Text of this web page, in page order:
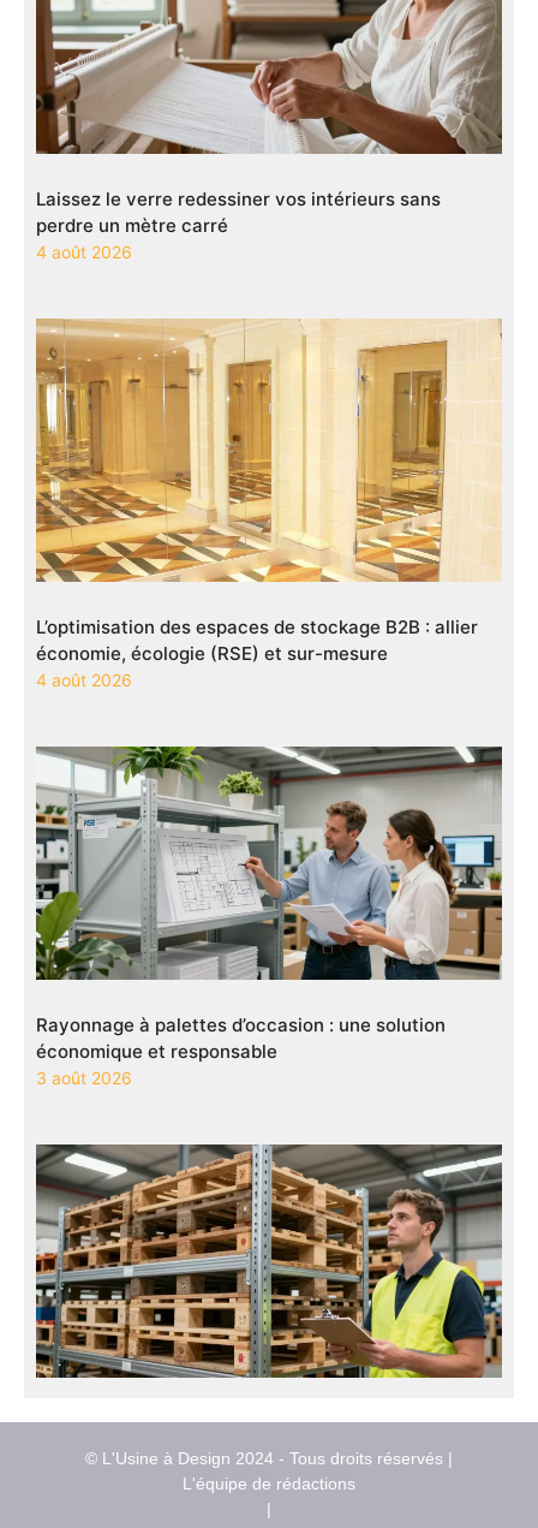
Laissez le verre redessiner vos intérieurs sans
perdre un mètre carré
4 août 2026
L’optimisation des espaces de stockage B2B : allier
économie, écologie (RSE) et sur-mesure
4 août 2026
Rayonnage à palettes d’occasion : une solution
économique et responsable
3 août 2026
© L'Usine à Design 2024 - Tous droits réservés |
L'équipe de rédactions
|